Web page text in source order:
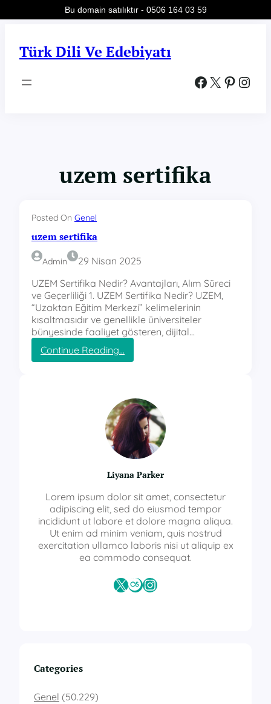
Türk Dili Ve Edebiyatı
Facebook X Pinterest Instagram
uzem sertifika
Posted On Genel
uzem sertifika
Admin
29 Nisan 2025
UZEM Sertifika Nedir? Avantajları, Alım Süreci
ve Geçerliliği 1. UZEM Sertifika Nedir? UZEM,
“Uzaktan Eğitim Merkezi” kelimelerinin
kısaltmasıdır ve genellikle üniversiteler
bünyesinde faaliyet gösteren, dijital…
Continue Reading…
u
m
s
e
r
t
i
f
k
a
Liyana Parker
Lorem ipsum dolor sit amet, consectetur
adipiscing elit, sed do eiusmod tempor
incididunt ut labore et dolore magna aliqua.
Ut enim ad minim veniam, quis nostrud
exercitation ullamco laboris nisi ut aliquip ex
ea commodo consequat.
X Last.fmInstagram
Categories
Genel (50.229)
Bu domain satılıktır - 0506 164 03 59